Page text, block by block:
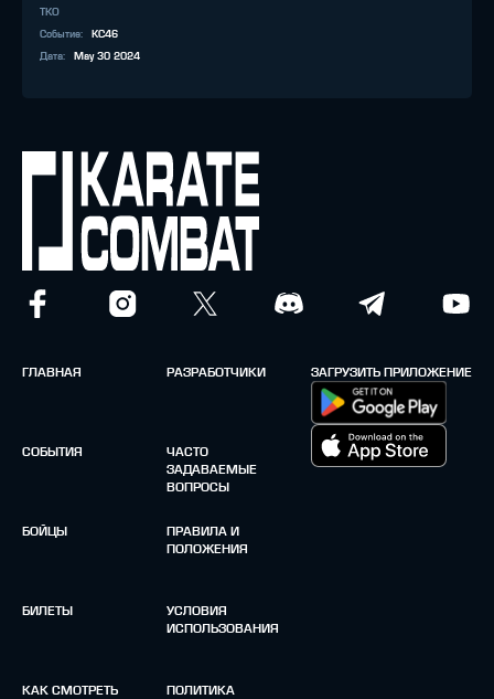
TKO
Событие:
KC46
Дата: May 30 2024
ГЛАВНАЯ
СОБЫТИЯ
БОЙЦЫ
БИЛЕТЫ
КАК СМОТРЕТЬ
РАЗРАБОТЧИКИ
ЧАСТО
ЗАДАВАЕМЫЕ
ВОПРОСЫ
ПРАВИЛА И
ПОЛОЖЕНИЯ
УСЛОВИЯ
ИСПОЛЬЗОВАНИЯ
ПОЛИТИКА
ЗАГРУЗИТЬ ПРИЛОЖЕНИЕ